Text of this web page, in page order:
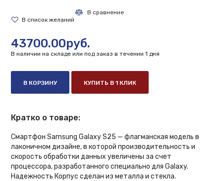
43700.00руб.
В наличии на складе или под заказ в течении 1 дня
В КОРЗИНУ КУПИТЬ В 1 КЛИК
Кратко о товаре:
Смартфон Samsung Galaxy S25 — флагманская модель в
лаконичном дизайне, в которой производительность и
скорость обработки данных увеличены за счет
процессора, разработанного специально для Galaxy.
Надежность Корпус сделан из металла и стекла.